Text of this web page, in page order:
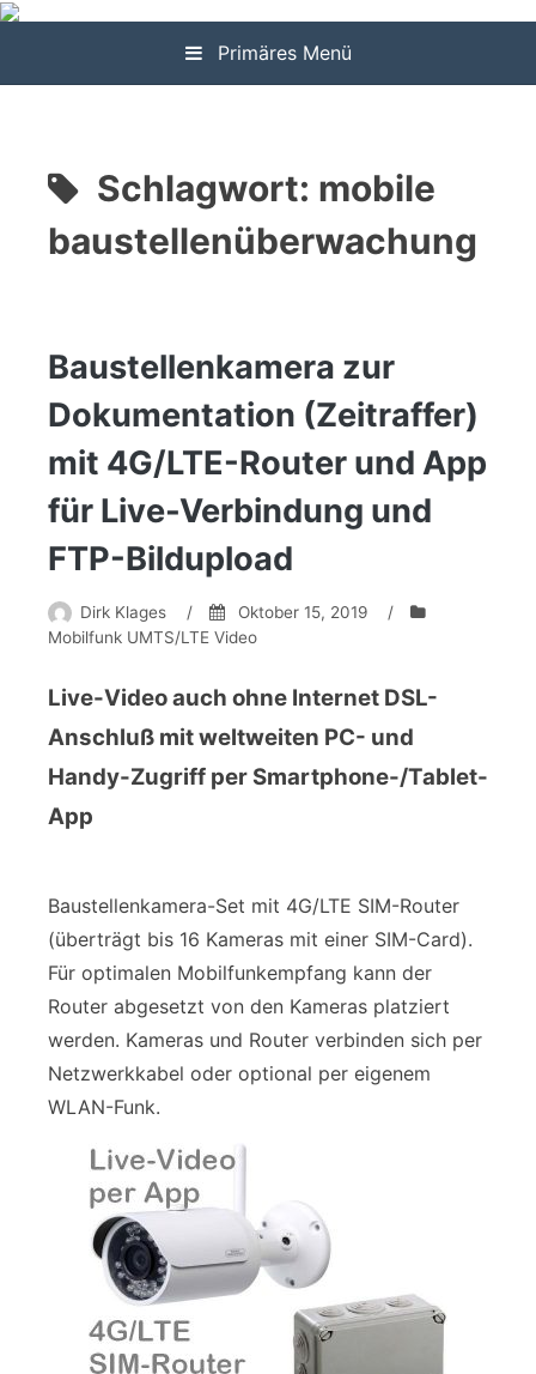
Zum
Primäres Menü
Schlagwort: mobile
baustellenüberwachung
Baustellenkamera zur
Dokumentation (Zeitraffer)
mit 4G/LTE-Router und App
für Live-Verbindung und
FTP-Bildupload
Dirk Klages / Oktober 15, 2019
/
Mobilfunk UMTS/LTE Video
Live-Video auch ohne Internet DSL-
Anschluß mit weltweiten PC- und
Handy-Zugriff per Smartphone-/Tablet-
App
Baustellenkamera-Set mit 4G/LTE SIM-Router
(überträgt bis 16 Kameras mit einer SIM-Card).
Für optimalen Mobilfunkempfang kann der
Router abgesetzt von den Kameras platziert
werden. Kameras und Router verbinden sich per
Netzwerkkabel oder optional per eigenem
WLAN-Funk.